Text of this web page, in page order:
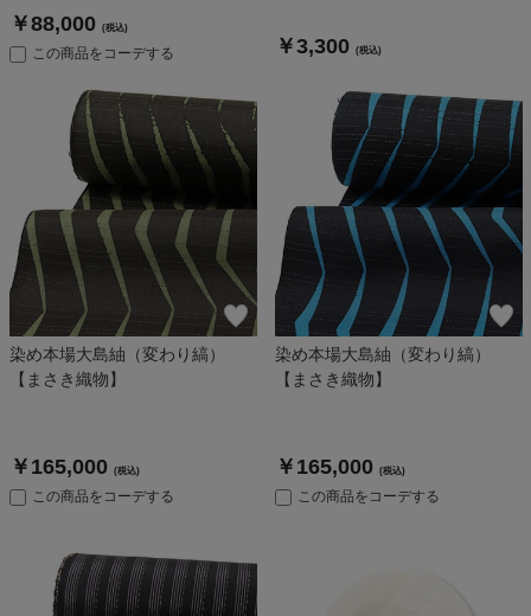
￥88,000 (税込)
この商品をコーデする ￥3,300 (税込)
染め本場大島紬（変わり縞）
【まさき織物】
￥165,000 (税込)
この商品をコーデする
染め本場大島紬（変わり縞）
【まさき織物】
￥165,000 (税込)
この商品をコーデする